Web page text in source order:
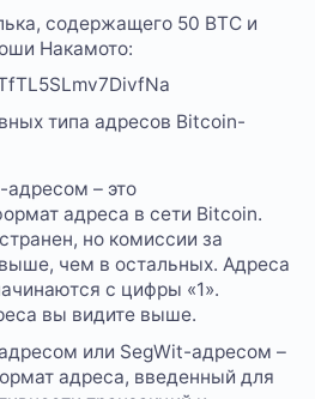
содержащего 50 BTC и
Накамото:
типа адресов Bitcoin-
– это
адреса в сети Bitcoin.
но комиссии за
чем в остальных. Адреса
с цифры «1».
вы видите выше.
или SegWit-адресом –
адреса, введенный для